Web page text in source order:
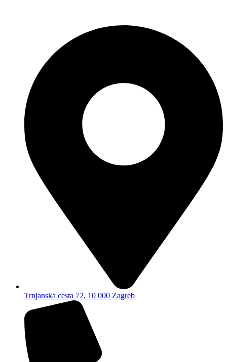
Trnjanska cesta 72, 10 000 Zagreb